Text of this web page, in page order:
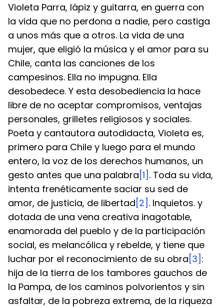
Violeta Parra, lápiz y guitarra, en guerra con
la vida que no perdona a nadie, pero castiga
a unos más que a otros. La vida de una
mujer, que eligió la música y el amor para su
Chile, canta las canciones de los
campesinos. Ella no impugna. Ella
desobedece. Y esta desobediencia la hace
libre de no aceptar compromisos, ventajas
personales, grilletes religiosos y sociales.
Poeta y cantautora autodidacta, Violeta es,
primero para Chile y luego para el mundo
entero, la voz de los derechos humanos, un
gesto antes que una palabra [1] . Toda su vida,
intenta frenéticamente saciar su sed de
amor, de justicia, de libertad [2] . Inquietos. y
dotada de una vena creativa inagotable,
enamorada del pueblo y de la participación
social, es melancólica y rebelde, y tiene que
luchar por el reconocimiento de su obra [3] :
hija de la tierra de los tambores gauchos de
la Pampa, de los caminos polvorientos y sin
asfaltar, de la pobreza extrema, de la riqueza